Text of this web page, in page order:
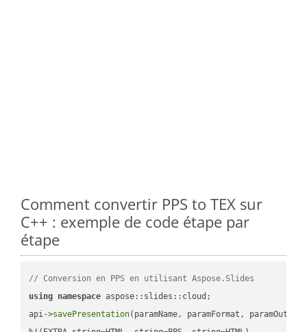
Comment convertir PPS to TEX sur
C++ : exemple de code étape par
étape
// Conversion en PPS en utilisant Aspose.Slides
using namespace aspose::slides::cloud;
api->savePresentation(paramName, paramFormat,